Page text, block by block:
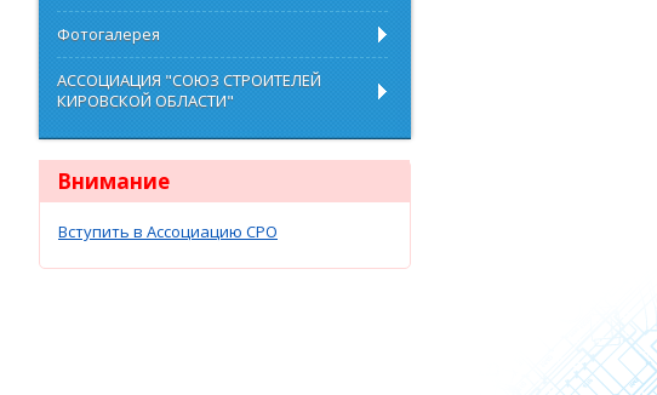
Фотогалерея
АССОЦИАЦИЯ "СОЮЗ СТРОИТЕЛЕЙ
КИРОВСКОЙ ОБЛАСТИ"
Внимание
Вступить в Ассоциацию СРО